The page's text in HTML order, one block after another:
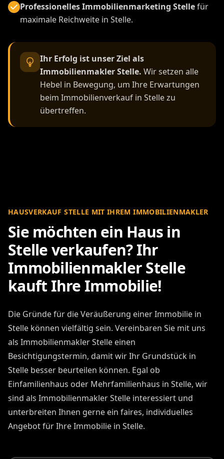
Professionelles Immobilienmarketing Stellefür
maximale Reichweite in Stelle.
Ihr Erfolg ist unser Ziel als
Immobilienmakler Stelle. Wir setzen alle
Hebel in Bewegung, um Ihre Erwartungen
beim Immobilienverkauf in Stelle zu
übertreffen.
HAUSVERKAUF STELLE MIT IHREM IMMOBILIENMAKLER
Sie möchten ein Haus in
Stelle verkaufen? Ihr
Immobilienmakler Stelle
kauft Ihre Immobilie!
Die Gründe für die Veräußerung einer Immobilie in
Stelle können vielfältig sein. Vereinbaren Sie mit uns
als Immobilienmakler Stelle einen
Besichtigungstermin, damit wir Ihr Grundstück in
Stelle besser beurteilen können. Egal ob
Einfamilienhaus oder Mehrfamilienhaus in Stelle, wir
sind als Immobilienmakler Stelle interessiert und
unterbreiten Ihnen gerne ein faires, individuelles
Angebot für Ihre Immobilie in Stelle.